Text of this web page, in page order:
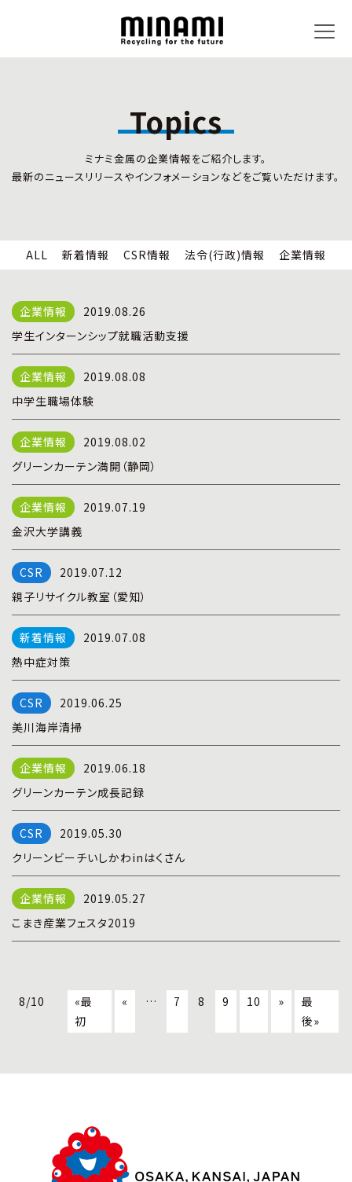
CSR情報
企業情報
全国事業所紹介
事業内容
リサイクルサービス
小型家電リサイクル法
全国の回収対応
Topics
ミナミ金属の企業情報をご紹介します。
最新のニュースリリースやインフォメーションなどをご覧いただけます。
ALL 新着情報 CSR情報 法令(行政)情報 企業情報
2019.08.26
学生インターンシップ就職活動支援
2019.08.08
中学生職場体験
2019.08.02
グリーンカーテン満開（静岡）
2019.07.19
金沢大学講義
2019.07.12
親子リサイクル教室（愛知）
2019.07.08
熱中症対策
2019.06.25
美川海岸清掃
2019.06.18
グリーンカーテン成長記録
2019.05.30
クリーンビーチいしかわinはくさん
2019.05.27
こまき産業フェスタ2019
8/10
«最
初
« … 7 8 9 10 »
最
後»